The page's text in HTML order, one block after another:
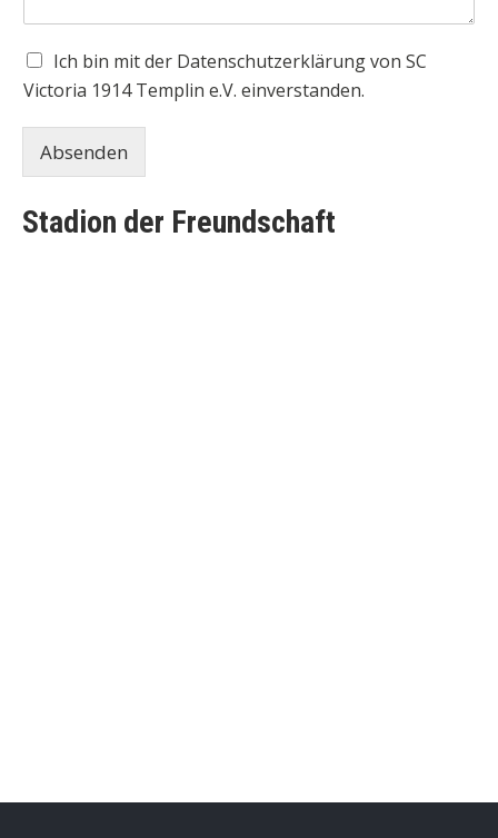
Ich bin mit der Datenschutzerklärung von SC
Victoria 1914 Templin e.V. einverstanden.
Absenden
Stadion der Freundschaft